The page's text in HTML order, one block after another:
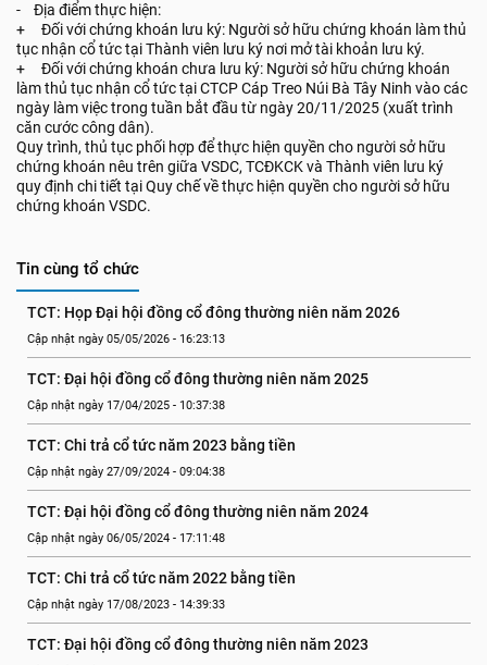
- Địa điểm thực hiện:
+ Đối với chứng khoán lưu ký: Người sở hữu chứng khoán làm thủ
tục nhận cổ tức tại Thành viên lưu ký nơi mở tài khoản lưu ký.
+ Đối với chứng khoán chưa lưu ký: Người sở hữu chứng khoán
làm thủ tục nhận cổ tức tại CTCP Cáp Treo Núi Bà Tây Ninh vào các
ngày làm việc trong tuần bắt đầu từ ngày 20/11/2025 (xuất trình
căn cước công dân).
Quy trình, thủ tục phối hợp để thực hiện quyền cho người sở hữu
chứng khoán nêu trên giữa VSDC, TCĐKCK và Thành viên lưu ký
quy định chi tiết tại Quy chế về thực hiện quyền cho người sở hữu
chứng khoán VSDC.
Tin cùng tổ chức
TCT: Họp Đại hội đồng cổ đông thường niên năm 2026
Cập nhật ngày 05/05/2026 - 16:23:13
TCT: Đại hội đồng cổ đông thường niên năm 2025
Cập nhật ngày 17/04/2025 - 10:37:38
TCT: Chi trả cổ tức năm 2023 bằng tiền
Cập nhật ngày 27/09/2024 - 09:04:38
TCT: Đại hội đồng cổ đông thường niên năm 2024
Cập nhật ngày 06/05/2024 - 17:11:48
TCT: Chi trả cổ tức năm 2022 bằng tiền
Cập nhật ngày 17/08/2023 - 14:39:33
TCT: Đại hội đồng cổ đông thường niên năm 2023